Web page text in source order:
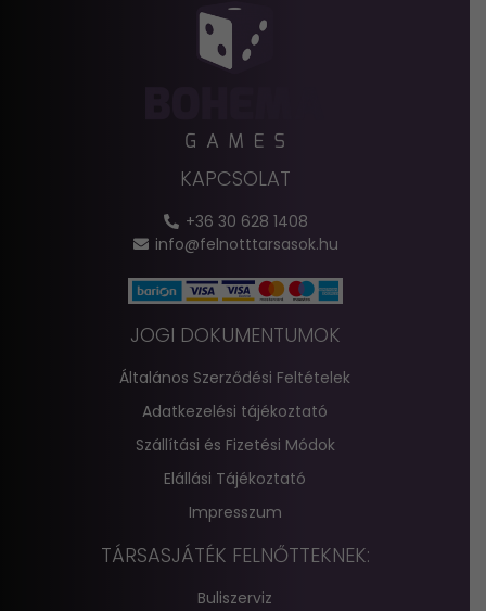
KAPCSOLAT
+36 30 628 1408
info@felnotttarsasok.hu
JOGI DOKUMENTUMOK
Általános Szerződési Feltételek
Adatkezelési tájékoztató
Szállítási és Fizetési Módok
Elállási Tájékoztató
Impresszum
TÁRSASJÁTÉK FELNŐTTEKNEK:
Buliszerviz